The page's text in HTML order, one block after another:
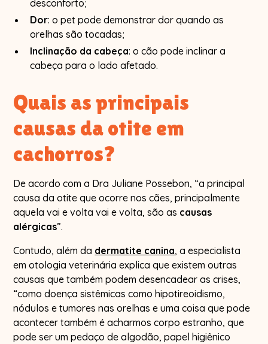
desconforto;
Dor: o pet pode demonstrar dor quando as
orelhas são tocadas;
Inclinação da cabeça: o cão pode inclinar a
cabeça para o lado afetado.
Quais as principais
causas da otite em
cachorros?
De acordo com a Dra Juliane Possebon, “a principal
causa da otite que ocorre nos cães, principalmente
aquela vai e volta vai e volta, são as causas
alérgicas”.
Contudo, além da dermatite canina, a especialista
em otologia veterinária explica que existem outras
causas que também podem desencadear as crises,
“como doença sistêmicas como hipotireoidismo,
nódulos e tumores nas orelhas e uma coisa que pode
acontecer também é acharmos corpo estranho, que
pode ser um pedaço de algodão, papel higiênico